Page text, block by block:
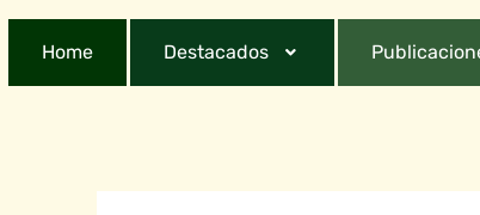
Home Destacados